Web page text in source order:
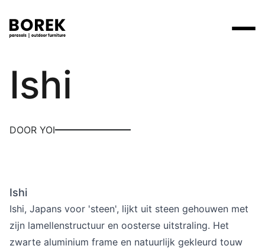
Producten
Ligbedden
Collecties
Merken
Verkooppunten
Designers
Zoek
Yoi
Ishi
DOOR YOI
Ishi
Ishi, Japans voor 'steen', lijkt uit steen gehouwen met
zijn lamellenstructuur en oosterse uitstraling. Het
zwarte aluminium frame en natuurlijk gekleurd touw